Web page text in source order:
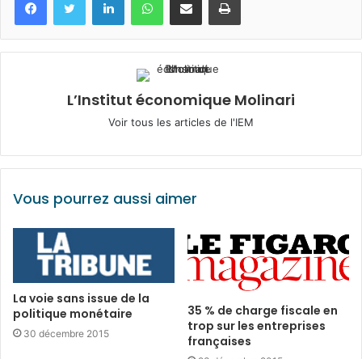
L’Institut économique Molinari
Voir tous les articles de l'IEM
Vous pourrez aussi aimer
La voie sans issue de la
politique monétaire
30 décembre 2015
35 % de charge fiscale en
trop sur les entreprises
françaises